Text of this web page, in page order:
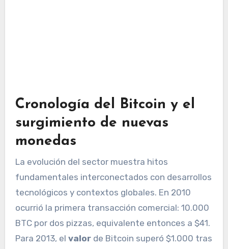
Cronología del Bitcoin y el
surgimiento de nuevas
monedas
La evolución del sector muestra hitos
fundamentales interconectados con desarrollos
tecnológicos y contextos globales. En 2010
ocurrió la primera transacción comercial: 10.000
BTC por dos pizzas, equivalente entonces a $41.
Para 2013, el valorde Bitcoin superó $1.000 tras